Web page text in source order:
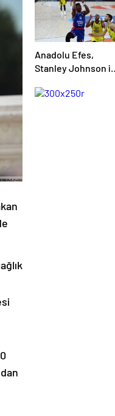
Anadolu Efes,
Stanley Johnson